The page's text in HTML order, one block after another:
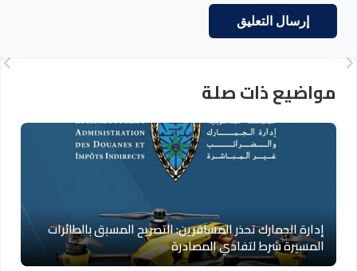
مواضيع ذات صلة
إدارة الجمارك تحذر المسافرين: التصريح المسبق بالطائرات
المسيرة شرط لتفادي المصادرة